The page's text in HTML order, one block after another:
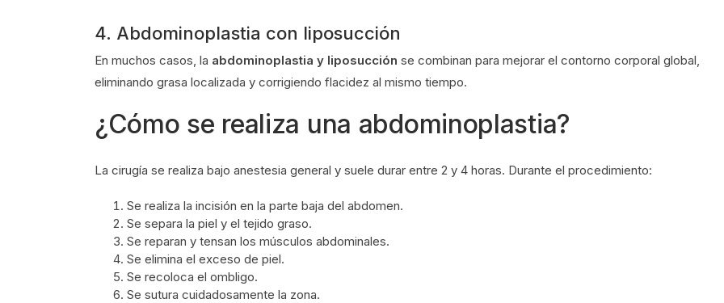
4. Abdominoplastia con liposucción
En muchos casos, la abdominoplastia y liposucción se combinan para mejorar el contorno corporal global,
eliminando grasa localizada y corrigiendo flacidez al mismo tiempo.
¿Cómo se realiza una abdominoplastia?
La cirugía se realiza bajo anestesia general y suele durar entre 2 y 4 horas. Durante el procedimiento:
Se realiza la incisión en la parte baja del abdomen.
Se separa la piel y el tejido graso.
Se reparan y tensan los músculos abdominales.
Se elimina el exceso de piel.
Se recoloca el ombligo.
Se sutura cuidadosamente la zona.